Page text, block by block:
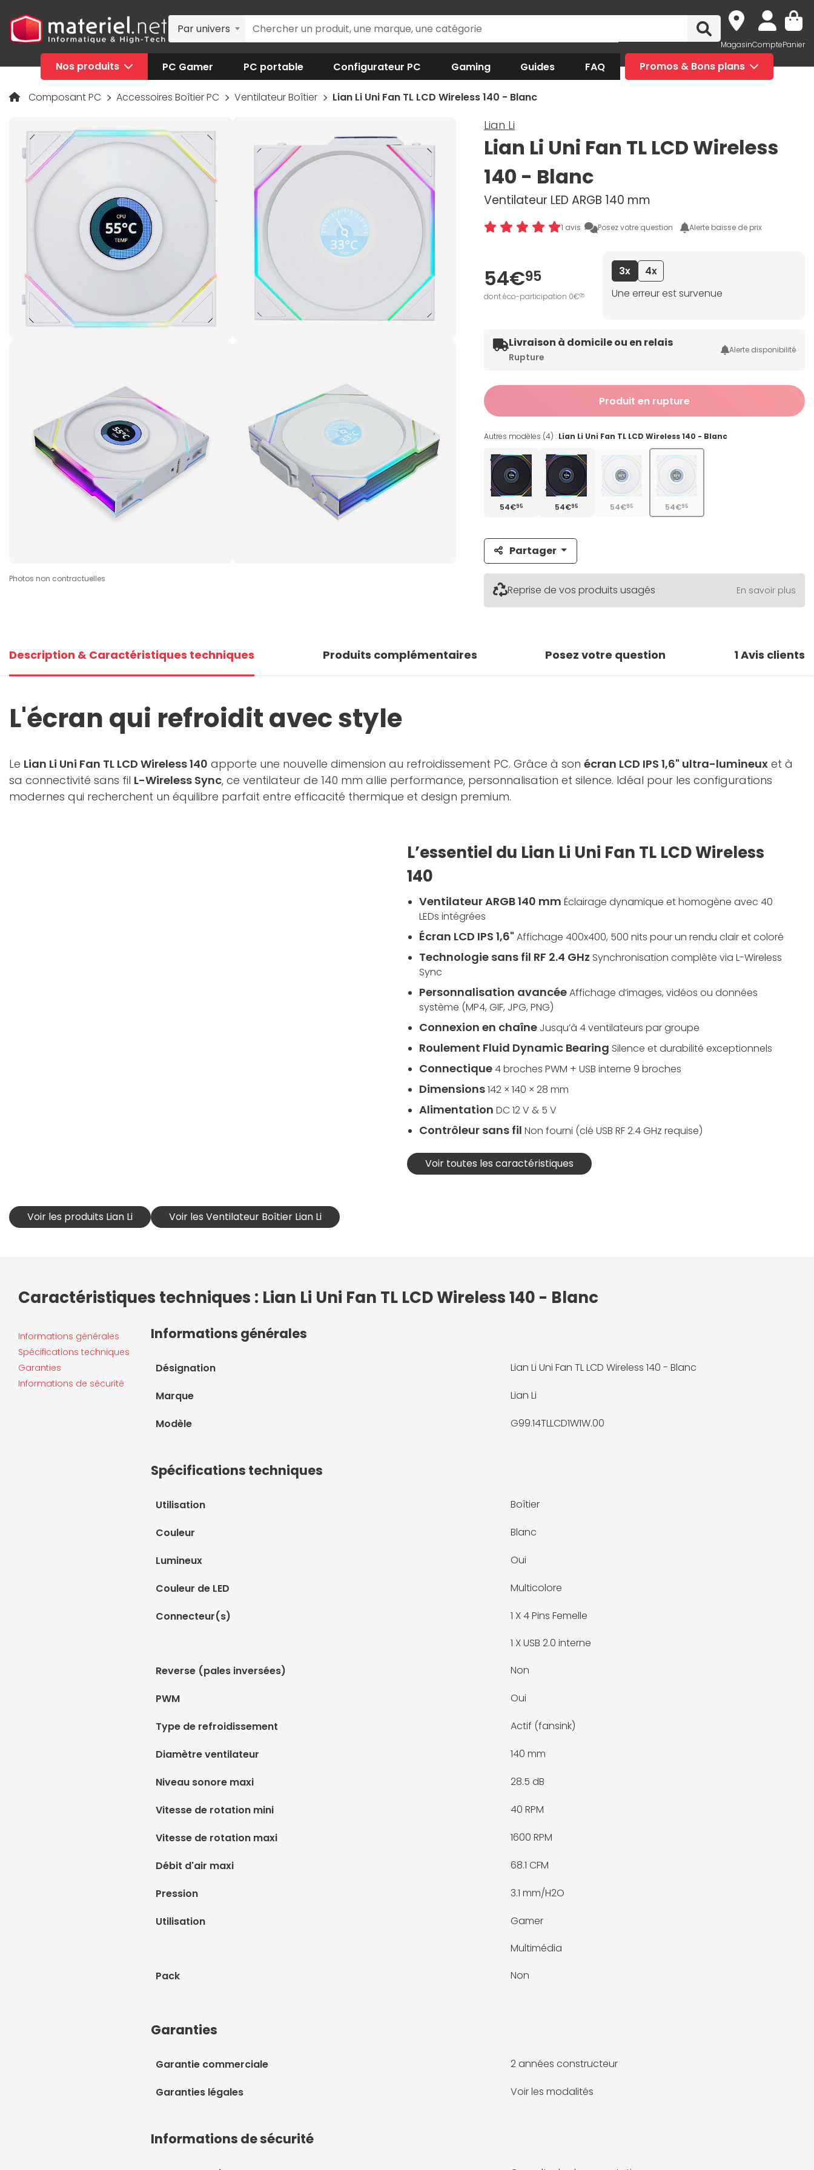
Par univers
MagasinComptePanier
Nos produits PC Gamer PC portable Configurateur PC Gaming Guides FAQ Promos & Bons plans
Composant PC Accessoires Boîtier PC Ventilateur Boîtier Lian Li Uni Fan TL LCD Wireless 140 - Blanc
Photos non contractuelles
Lian Li
Lian Li Uni Fan TL LCD Wireless
140 - Blanc
Ventilateur LED ARGB 140 mm
1 avis Posez votre question Alerte baisse de prix
54€95
dont éco-participation 0€05
3x
4x
Une erreur est survenue
Livraison à domicile ou en relais
Rupture
Alerte disponibilité
Produit en rupture
Autres modèles (4) : Lian Li Uni Fan TL LCD Wireless 140 - Blanc
54€95 54€95 54€95 54€95
Partager
Reprise de vos produits usagés En savoir plus
Description & Caractéristiques techniques Produits complémentaires Posez votre question 1Avis clients
L'écran qui refroidit avec style
Le Lian Li Uni Fan TL LCD Wireless 140 apporte une nouvelle dimension au refroidissement PC. Grâce à son écran LCD IPS 1,6" ultra-lumineux et à
sa connectivité sans fil L-Wireless Sync, ce ventilateur de 140 mm allie performance, personnalisation et silence. Idéal pour les configurations
modernes qui recherchent un équilibre parfait entre efficacité thermique et design premium.
L’essentiel du Lian Li Uni Fan TL LCD Wireless
140
Ventilateur ARGB 140 mm Éclairage dynamique et homogène avec 40
LEDs intégrées
Écran LCD IPS 1,6" Affichage 400x400, 500 nits pour un rendu clair et coloré
Technologie sans fil RF 2.4 GHz Synchronisation complète via L-Wireless
Sync
Personnalisation avancéeAffichage d’images, vidéos ou données
système (MP4, GIF, JPG, PNG)
Connexion en chaîne Jusqu’à 4 ventilateurs par groupe
Roulement Fluid Dynamic Bearing Silence et durabilité exceptionnels
Connectique4 broches PWM + USB interne 9 broches
Dimensions142 × 140 × 28 mm
Alimentation DC 12 V & 5 V
Contrôleur sans fil Non fourni (clé USB RF 2.4 GHz requise)
Voir toutes les caractéristiques
Voir les produits Lian Li Voir les Ventilateur Boîtier Lian Li
Caractéristiques techniques : Lian Li Uni Fan TL LCD Wireless 140 - Blanc
Informations générales
Spécifications techniques
Garanties
Informations de sécurité
Informations générales
Désignation Lian Li Uni Fan TL LCD Wireless 140 - Blanc
Marque Lian Li
Modèle G99.14TLLCD1W1W.00
Spécifications techniques
Utilisation Boîtier
Couleur Blanc
Lumineux Oui
Couleur de LED Multicolore
Connecteur(s) 1 X4 Pins Femelle
1 XUSB 2.0 interne
Reverse (pales inversées)
Non
PWM Oui
Type de refroidissement Actif (fansink)
Diamètre ventilateur 140 mm
Niveau sonore maxi 28.5 dB
Vitesse de rotation mini 40 RPM
Vitesse de rotation maxi 1600 RPM
Débit d'air maxi 68.1 CFM
Pression 3.1 mm/H2O
Utilisation
Gamer
Multimédia
Pack
Non
Garanties
Garantie commerciale 2 années constructeur
Garanties légales Voir les modalités
Informations de sécurité